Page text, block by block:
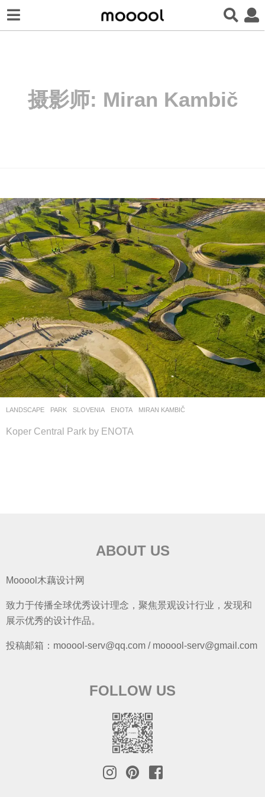
摄影师: Miran Kambič
LANDSCAPE PARK SLOVENIA ENOTA MIRAN KAMBIČ
Koper Central Park by ENOTA
ABOUT US
Mooool木藕设计网
致力于传播全球优秀设计理念，聚焦景观设计行业，发现和
展示优秀的设计作品。
投稿邮箱：mooool-serv@qq.com / mooool-serv@gmail.com
FOLLOW US